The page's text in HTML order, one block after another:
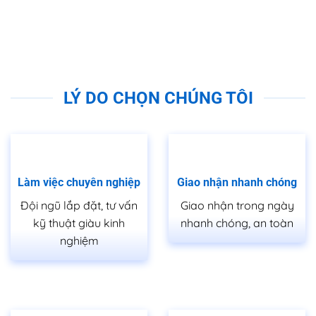
LÝ DO CHỌN CHÚNG TÔI
Làm việc chuyên nghiệp
Đội ngũ lắp đặt, tư vấn
kỹ thuật giàu kinh
nghiệm
Giao nhận nhanh chóng
Giao nhận trong ngày
nhanh chóng, an toàn